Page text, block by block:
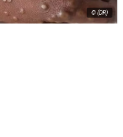
© (DR)